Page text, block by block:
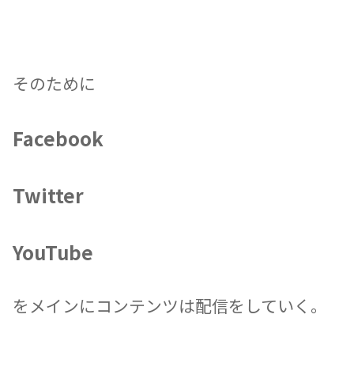
そのために
Facebook
Twitter
YouTube
をメインにコンテンツは配信をしていく。